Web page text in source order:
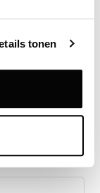
tonen
tot de